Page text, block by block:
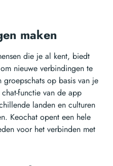
maken
die je al kent, biedt
nieuwe verbindingen te
groepschats op basis van je
functie van de app
landen en culturen
Keochat opent een hele
voor het verbinden met